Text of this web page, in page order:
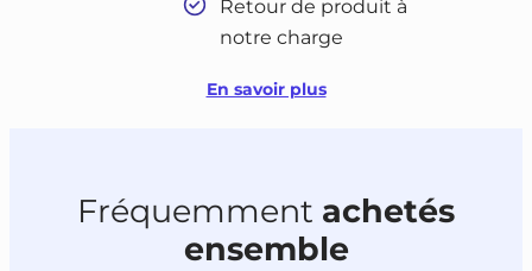
Retour de produit à
notre charge
En savoir plus
Fréquemment achetés
ensemble